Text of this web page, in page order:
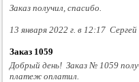
Заказ получил, спасибо.
13 января 2022 г. в 12:17 Сергей
Заказ 1059
Добрый день! Заказ № 1059
платеж оплатил.